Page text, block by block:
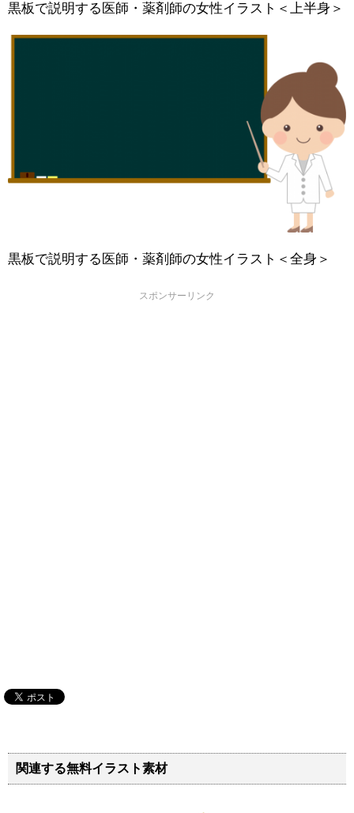
黒板で説明する医師・薬剤師の女性イラスト＜上半身＞
黒板で説明する医師・薬剤師の女性イラスト＜全身＞
スポンサーリンク
関連する無料イラスト素材